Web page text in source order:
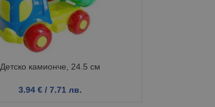
Детско камионче, 24.5 см
3.94 € / 7.71 лв.